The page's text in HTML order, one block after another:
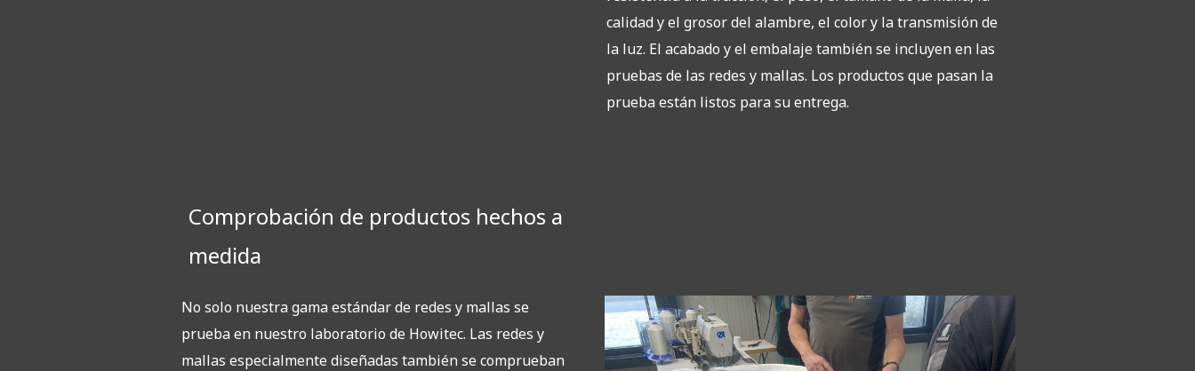
calidad y el grosor del alambre, el color y la transmisión de
la luz. El acabado y el embalaje también se incluyen en las
pruebas de las redes y mallas. Los productos que pasan la
prueba están listos para su entrega.
Comprobación de productos hechos a
medida
No solo nuestra gama estándar de redes y mallas se
prueba en nuestro laboratorio de Howitec. Las redes y
mallas especialmente diseñadas también se comprueban